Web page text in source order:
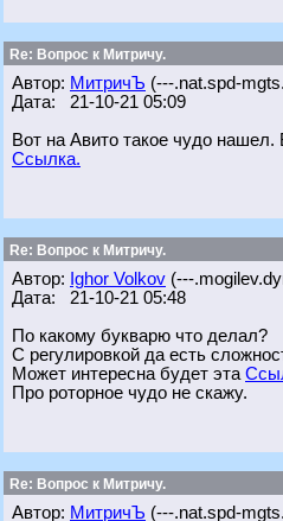
Re: Вопрос к Митричу.
Автор: МитричЪ (---.nat.spd-
Дата: 21-10-21 05:09
Вот на Авито такое чудо нашел.
Ссылка.
Re: Вопрос к Митричу.
Автор: Ighor Volkov (---
Дата: 21-10-21 05:48
По какому букварю что делал?
С регулировкой да есть
Может интересна будет эта
Про роторное чудо не скажу.
Re: Вопрос к Митричу.
Автор: МитричЪ (---.nat.spd-